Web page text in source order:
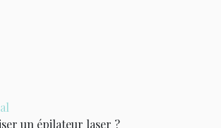
un épilateur laser ?